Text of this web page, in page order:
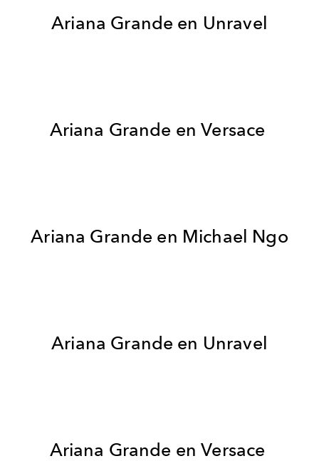
Ariana Grande en Unravel
Ariana Grande en Versace
Ariana Grande en Michael Ngo
Ariana Grande en Unravel
Ariana Grande en Versace